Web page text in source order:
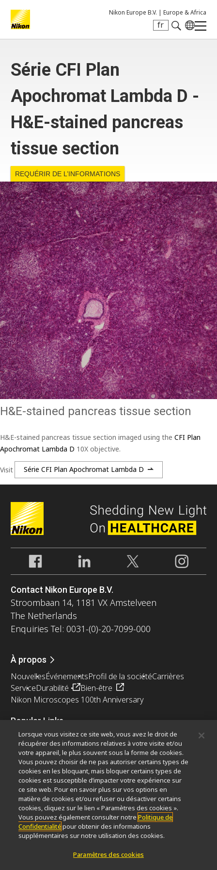
Nikon Europe B.V. | Europe & Africa
fr
Série CFI Plan
Apochromat Lambda D -
H&E-stained pancreas
tissue section
REQUÉRIR DE L’INFORMATIONS
H&E-stained pancreas tissue section
H&E-stained pancreas tissue section imaged using the CFI Plan
Apochromat Lambda D 10X objective.
Visit Série CFI Plan Apochromat Lambda D
Contact Nikon Europe B.V.
Stroombaan 14, 1181 VX Amstelveen
The Netherlands
Enquiries Tel: 0031-(0)-20-7099-000
À propos
NouvellesÉvénementsProfil de la sociétéCarrières
ServiceDurabilité
Bien-être
Nikon Microscopes 100th Anniversary
Popular Links
Dernières nouvelles et actualitésSélecteur d’objectifs
Resolution CalculatorPubScopeOEM
Nikon Small World
MicroscopyU
Autres Produits Nikon
Produits d'imagerie
Microscopie industrielle et métrologie
Systèmes de lithographie à semi-conducteurs
Systèmes de lithographie à FPD
Lorsque vous visitez ce site web, vous avez le droit de
récupérer des informations relatives à votre visite et/ou
votre appareil, le plus souvent sous la forme de cookies.
Vous pouvez choisir de ne pas autoriser certains types de
cookies en les bloquant, mais bloquer certains types de
cookies est susceptible d’impacter votre expérience sur
ce site web. Pour en savoir plus sur vos options en
matière de cookies et/ou refuser ou désactiver certains
cookies, cliquez sur le lien « Paramètres des cookies ».
Vous pouvez également consulter notrePolitique de
Confidentialitépour obtenir des informations
supplémentaires sur notre utilisation des cookies.
Paramètres des cookies